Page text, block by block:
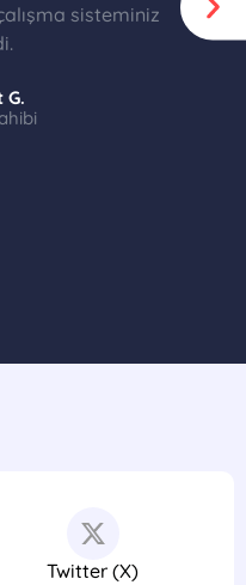
sisteminiz
G.
Twitter (X)